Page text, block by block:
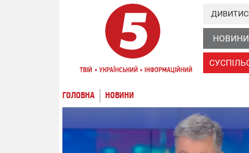
НОВИНИ
ГОЛОВНА НОВИНИ